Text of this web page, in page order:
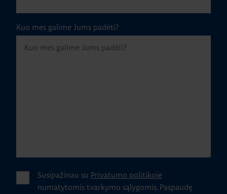
Kuo mes galime Jums padėti?
Susipažinau su Privatumo politikoje
numatytomis tvarkymo sąlygomis. Paspaudę